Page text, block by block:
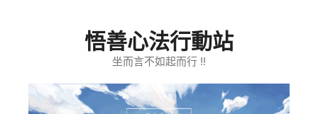
悟善心法行動站
坐而言不如起而行 !!